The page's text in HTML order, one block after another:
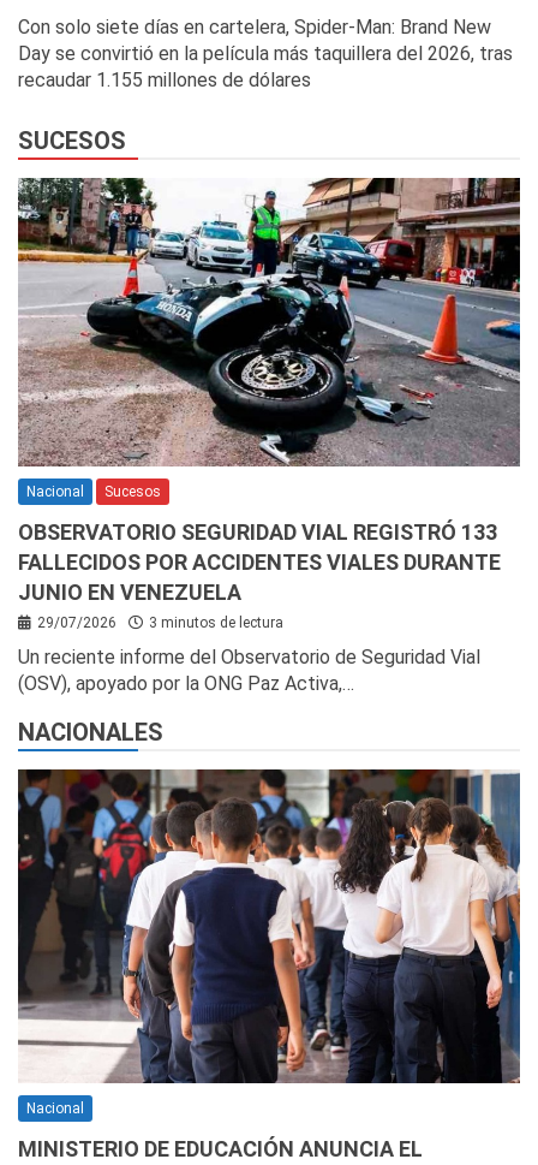
Con solo siete días en cartelera, Spider-Man: Brand New
Day se convirtió en la película más taquillera del 2026, tras
recaudar 1.155 millones de dólares
SUCESOS
Nacional Sucesos
OBSERVATORIO SEGURIDAD VIAL REGISTRÓ 133
FALLECIDOS POR ACCIDENTES VIALES DURANTE
JUNIO EN VENEZUELA
29/07/2026 3 minutos de lectura
Un reciente informe del Observatorio de Seguridad Vial
(OSV), apoyado por la ONG Paz Activa,…
NACIONALES
Nacional
MINISTERIO DE EDUCACIÓN ANUNCIA EL